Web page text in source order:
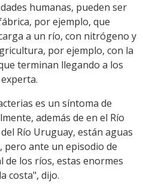
humanas, pueden ser
por ejemplo, que
a un río, con nitrógeno y
por ejemplo, con la
terminan llegando a los
es un síntoma de
además de en el Río
Río Uruguay, están aguas
pero ante un episodio de
de los ríos, estas enormes
costa", dijo.